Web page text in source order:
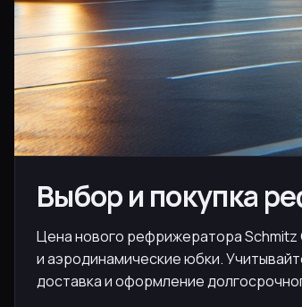
Выбор и покупка
Цена нового рефрижератора Schmitz
и аэродинамические юбки.
доставка и оформление